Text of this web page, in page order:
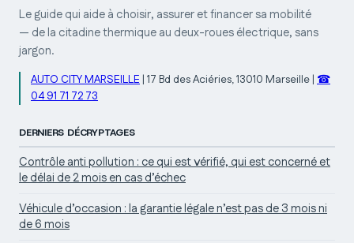
Le guide qui aide à choisir, assurer et financer sa mobilité
— de la citadine thermique au deux-roues électrique, sans
jargon.
AUTO CITY MARSEILLE | 17 Bd des Aciéries, 13010 Marseille | ☎
04 91 71 72 73
DERNIERS DÉCRYPTAGES
Contrôle anti pollution : ce qui est vérifié, qui est concerné et
le délai de 2 mois en cas d’échec
Véhicule d’occasion : la garantie légale n’est pas de 3 mois ni
de 6 mois